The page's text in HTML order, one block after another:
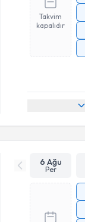
Takvim
kapalıdır
6 Ağu
Per